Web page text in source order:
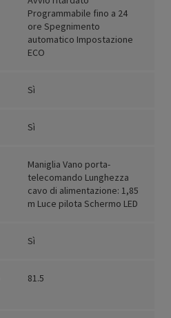
Programmabile fino a 24
ore Spegnimento
automatico Impostazione
ECO
Sì
Sì
Maniglia Vano porta-
telecomando Lunghezza
cavo di alimentazione: 1,85
m Luce pilota Schermo LED
Sì
81.5